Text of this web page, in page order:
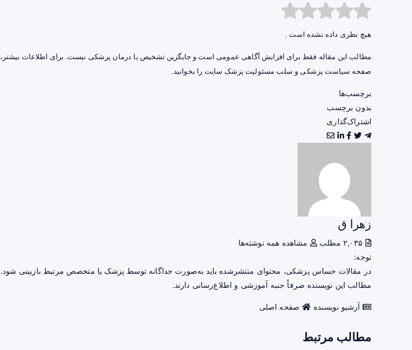
هیچ نظری داده نشده است .
مطالب این مقاله فقط برای افزایش آگاهی عمومی است و جایگزین تشخیص یا درمان پزشکی نیست. برای اطلاعات بیشتر،
صفحه سیاست پزشکی و سلب مسئولیت پزشک سایت را بخوانید.
برچسب‌ها
بدون برچسب
اشتراک‌گذاری
زهرا ق
مشاهده همه نوشته‌ها
توجه:
در مقالات حساس پزشکی، محتوای منتشرشده باید به‌صورت جداگانه توسط پزشک یا متخصص مرتبط بازبینی شود.
مطالب این نویسنده صرفاً جنبه آموزشی و اطلاع‌رسانی دارند.
آرشیو نویسنده صفحه اصلی
مطالب مرتبط